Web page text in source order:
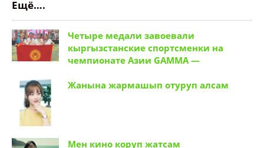
Четыре медали завоевали
кыргызстанские спортсменки на